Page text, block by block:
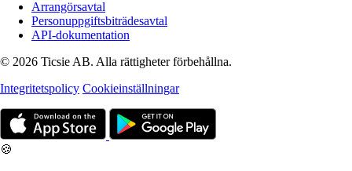
Arrangörsavtal
Personuppgiftsbiträdesavtal
API-dokumentation
© 2026 Ticsie AB. Alla rättigheter förbehållna.
Integritetspolicy Cookieinställningar
🍪